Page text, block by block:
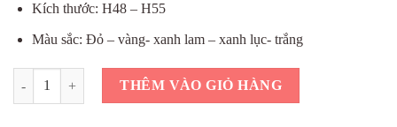
Kích thước: H48 – H55
Màu sắc: Đỏ – vàng- xanh lam – xanh lục- trắng
Mai bình tích lộc thuận buồm xuôi gió dát vàng xanh lá cao 48 - 55cm
THÊM VÀO GIỎ HÀNG